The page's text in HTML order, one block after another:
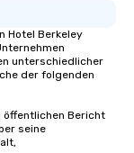
Hotel Berkeley
unterschiedlicher
der folgenden
öffentlichen Bericht
seine